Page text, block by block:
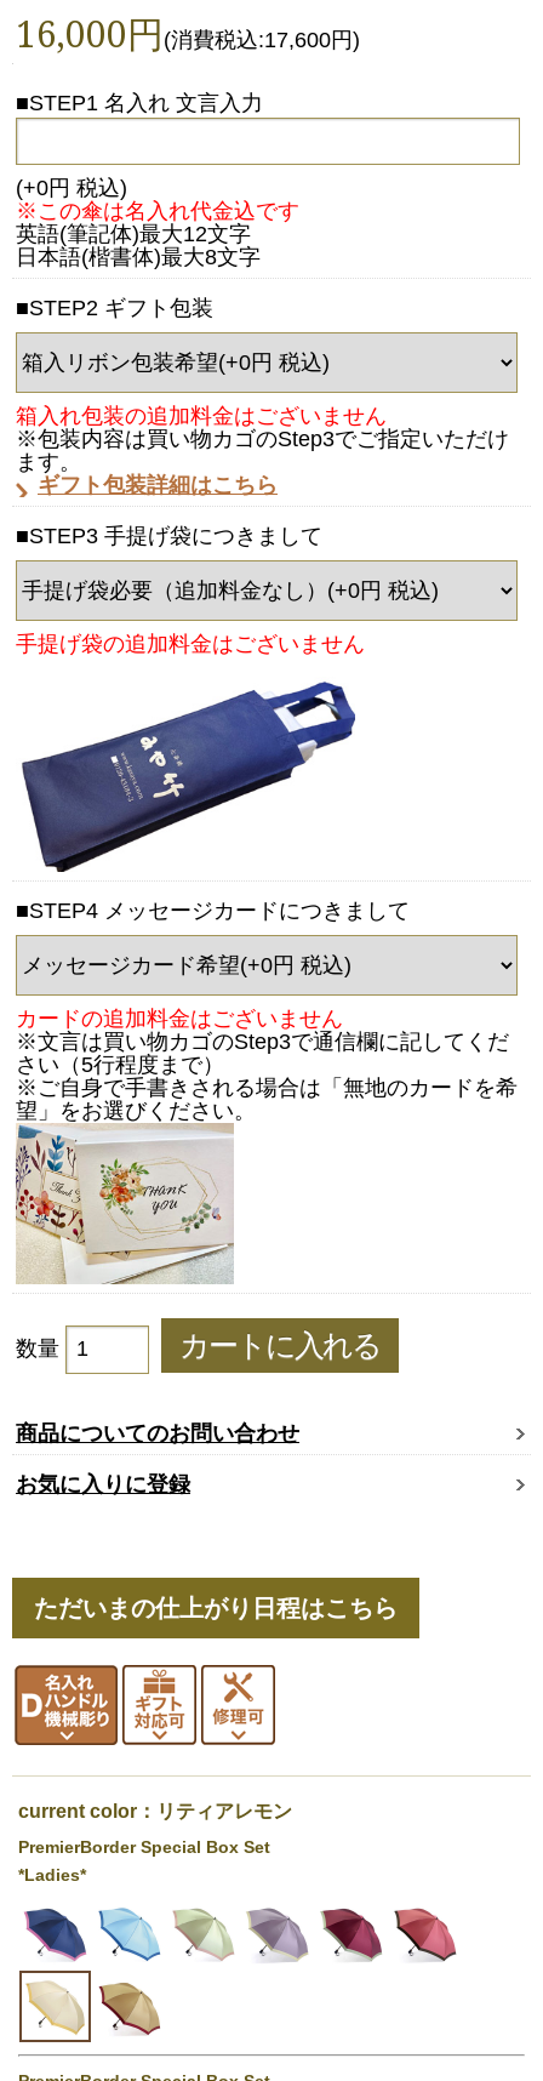
16,000円 (消費税込:17,600円)
■STEP1 名入れ 文言入力
(+0円 税込)
※この傘は名入れ代金込です
英語(筆記体)最大12文字
日本語(楷書体)最大8文字
■STEP2 ギフト包装
箱入れ包装の追加料金はございません
※包装内容は買い物カゴのStep3でご指定いただけ
ます。
ギフト包装詳細はこちら
■STEP3 手提げ袋につきまして
手提げ袋の追加料金はございません
■STEP4 メッセージカードにつきまして
カードの追加料金はございません
※文言は買い物カゴのStep3で通信欄に記してくだ
さい（5行程度まで）
※ご自身で手書きされる場合は「無地のカードを希
望」をお選びください。
数量
商品についてのお問い合わせ
お気に入りに登録
ただいまの仕上がり日程はこちら
current color：リティアレモン
PremierBorder Special Box Set
*Ladies*